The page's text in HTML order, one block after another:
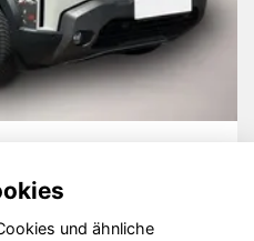
und ähnliche